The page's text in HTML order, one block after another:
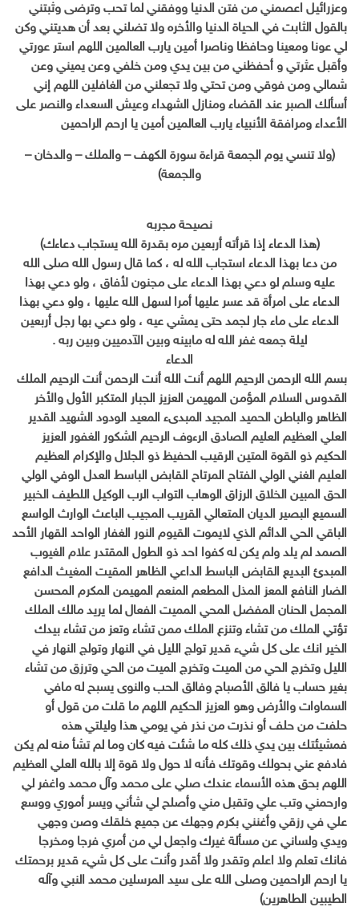
وعزرائيل اعصمني من فتن الدنيا ووفقني لما تحب وترضى وثبتني
بالقول الثابت في الحياة الدنيا والأخره ولا تضلني بعد أن هديتني وكن
لي عونا ومعينا وحافظا وناصرا أمين يارب العالمين اللهم استر عورتي
وأقبل عثرتي و أحفظني من بين يدي ومن خلفي وعن يميني وعن
شمالي ومن فوقي ومن تحتي ولا تجعلني من الغافلين اللهم إني
أسألك الصبر عند القضاء ومنازل الشهداء وعيش السعداء والنصر على
الأعداء ومرافقة الأنبياء يارب العالمين أمين يا ارحم الراحمين
(ولا تنسي يوم الجمعة قراءة سورة الكهف – والملك – والدخان –
والجمعة)
نصيحة مجربه
(هذا الدعاء إذا قرأته أربعين مره بقدرة الله يستجاب دعاءك)
من دعا بهذا الدعاء استجاب الله له ، كما قال رسول الله صلى الله
عليه وسلم لو دعي بهذا الدعاء على مجنون لأفاق ، ولو دعي بهذا
الدعاء على امرأة قد عسر عليها أمرا لسهل الله عليها ، ولو دعي بهذا
الدعاء على ماء جار لجمد حتى يمشي عيه ، ولو دعي بها رجل أربعين
ليلة جمعه غفر الله له مابينه وبين الآدميين وبين ربه .
الدعاء
بسم الله الرحمن الرحيم اللهم أنت الله أنت الرحمن أنت الرحيم الملك
القدوس السلام المؤمن المهيمن العزيز الجبار المتكبر الأول والأخر
الظاهر والباطن الحميد المجيد المبدىء المعيد الودود الشهيد القدير
العلي العظيم العليم الصادق الرءوف الرحيم الشكور الغفور العزيز
الحكيم ذو القوة المتين الرقيب الحفيظ ذو الجلال والإكرام العظيم
العليم الغني الولي الفتاح المرتاح القابض الباسط العدل الوفي الولي
الحق المبين الخلاق الرزاق الوهاب التواب الرب الوكيل اللطيف الخبير
السميع البصير الديان المتعالي القريب المجيب الباعث الوارث الواسع
الباقي الحي الدائم الذي لايموت القيوم النور الغفار الواحد القهار الأحد
الصمد لم يلد ولم يكن له كفوا احد ذو الطول المقتدر علام الغيوب
المبدئ البديع القابض الباسط الداعي الظاهر المقيت المغيث الدافع
الضار النافع المعز المذل المطعم المنعم المهيمن المكرم المحسن
المجمل الحنان المفضل المحي المميت الفعال لما يريد مالك الملك
تؤتي الملك من تشاء وتنزع الملك ممن تشاء وتعز من تشاء بيدك
الخير انك على كل شيء قدير تولج الليل في النهار وتولج النهار في
الليل وتخرج الحي من الميت وتخرج الميت من الحي وترزق من تشاء
بغير حساب يا فالق الأصباح وفالق الحب والنوى يسبح له مافي
السماوات والأرض وهو العزيز الحكيم اللهم ما قلت من قول أو
حلفت من حلف أو نذرت من نذر في يومي هذا وليلتي هذه
فمشيئتك بين يدي ذلك كله ما شئت فيه كان وما لم تشأ منه لم يكن
فادفع عني بحولك وقوتك فأنه لا حول ولا قوة إلا بالله العلي العظيم
اللهم بحق هذه الأسماء عندك صلي على محمد وآل محمد واغفر لي
وارحمني وتب علي وتقبل مني وأصلح لي شأني ويسر أموري ووسع
علي في رزقي وأغنني بكرم وجهك عن جميع خلقك وصن وجهي
ويدي ولساني عن مسألة غيرك واجعل لي من أمري فرجا ومخرجا
فانك تعلم ولا اعلم وتقدر ولا أقدر وأنت على كل شيء قدير برحمتك
يا ارحم الراحمين وصلى الله على سيد المرسلين محمد النبي وآله
الطيبين الطاهرين)